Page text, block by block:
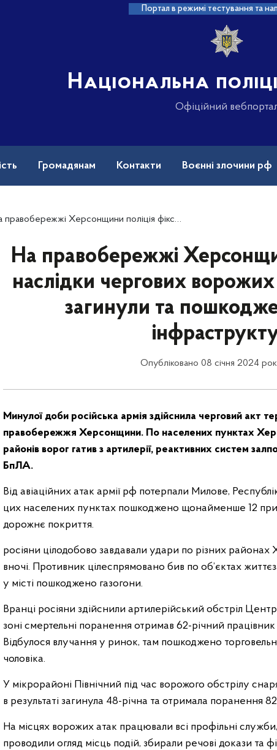
Портал в режимі тестування та
Національна
Офіційний
Громадянам Контакти Воєнні злочини рф
Херсонщини поліція фіксує наслідки чергових ворожих атак: двоє людей загинули та пошкоджено цивільну інфраструктуру
На правобережжі
наслідки чергових
загинули та
Опубліковано 08 січня 2024
Минулої доби російська армія здійснила черговий акт
правобережжя Херсонщини. По населених пунктах
районів ворог гатив з артилерії, реактивних систем
БпЛА.
Від авіаційних атак армії рф потерпали Милове,
цих населених пунктах пошкоджено щонайменше 12
дорожнє покриття.
росіяни цілодобово завдавали удари по різних
вночі. Противник цілеспрямовано бив по об’єктах
у місті пошкоджено газогони.
Вранці росіяни здійснили артилерійський обстріл
зоні смертельні поранення отримав 62-річний
Відбулося влучання у ринок, там пошкоджено
чоловіка.
У мікрорайоні Північний під час ворожого обстрілу
в результаті загинула 48-річна та отримала поранення
На місцях ворожих атак працювали всі профільні
проводили огляд місць подій, збирали речові докази та